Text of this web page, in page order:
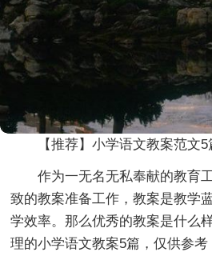
【推荐】小学语文教案范文5
作为一无名无私奉献的教育
致的教案准备工作，教案是教学
学效率。那么优秀的教案是什么
理的小学语文教案5篇，仅供参考